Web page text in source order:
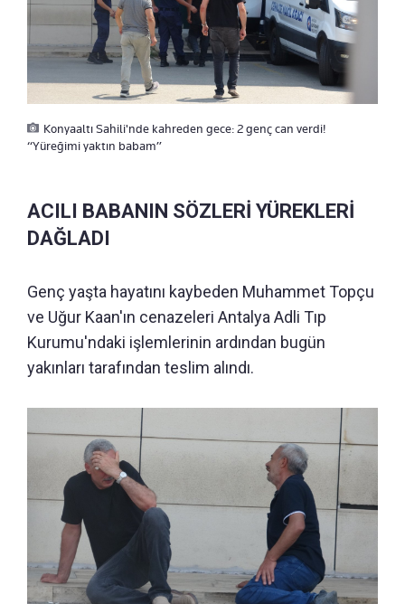
Konyaaltı Sahili'nde kahreden gece: 2 genç can verdi!
“Yüreğimi yaktın babam”
ACILI BABANIN SÖZLERİ YÜREKLERİ
DAĞLADI
Genç yaşta hayatını kaybeden Muhammet Topçu
ve Uğur Kaan'ın cenazeleri Antalya Adli Tıp
Kurumu'ndaki işlemlerinin ardından bugün
yakınları tarafından teslim alındı.